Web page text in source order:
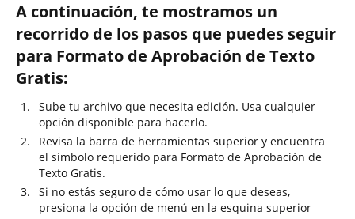
A continuación, te mostramos un
recorrido de los pasos que puedes seguir
para Formato de Aprobación de Texto
Gratis:
Sube tu archivo que necesita edición. Usa cualquier
opción disponible para hacerlo.
Revisa la barra de herramientas superior y encuentra
el símbolo requerido para Formato de Aprobación de
Texto Gratis.
Si no estás seguro de cómo usar lo que deseas,
presiona la opción de menú en la esquina superior